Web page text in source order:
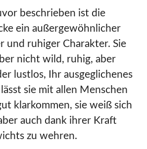
beschrieben ist die
ein außergewöhnlicher
und ruhiger Charakter. Sie
nicht wild, ruhig, aber
lustlos, Ihr ausgeglichenes
sie mit allen Menschen
klarkommen, sie weiß sich
auch dank ihrer Kraft
zu wehren.